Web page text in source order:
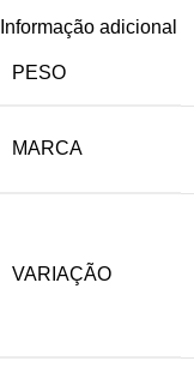
Informação adicional
PESO
MARCA
VARIAÇÃO